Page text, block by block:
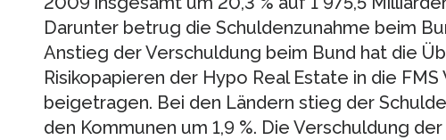
Darunter betrug die Schuldenzunahme beim
Anstieg der Verschuldung beim Bund hat die
Risikopapieren der Hypo Real Estate in die
beigetragen. Bei den Ländern stieg der
den Kommunen um 1,9 %. Die Verschuldung